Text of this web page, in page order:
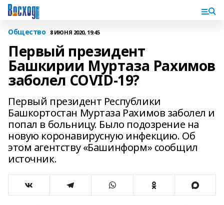
Общество 8 ИЮНЯ 2020, 19:45
Первый президент
Башкирии Муртаза Рахимов
заболел COVID-19?
Первый президент Республики
Башкортостан Муртаза Рахимов заболел и
попал в больницу. Было подозрение на
новую коронавирусную инфекцию. Об
этом агентству «Башинформ» сообщил
источник.